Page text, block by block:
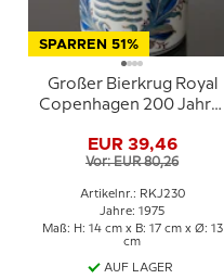
SPARREN 51%
Großer Bierkrug Royal
Copenhagen 200 Jahre,
Copenhagen
EUR 39,46
Vor: EUR 80,26
Artikelnr.: RKJ230
Jahre: 1975
Maß: H: 14 cm x B: 17 cm x Ø: 13
cm
AUF LAGER